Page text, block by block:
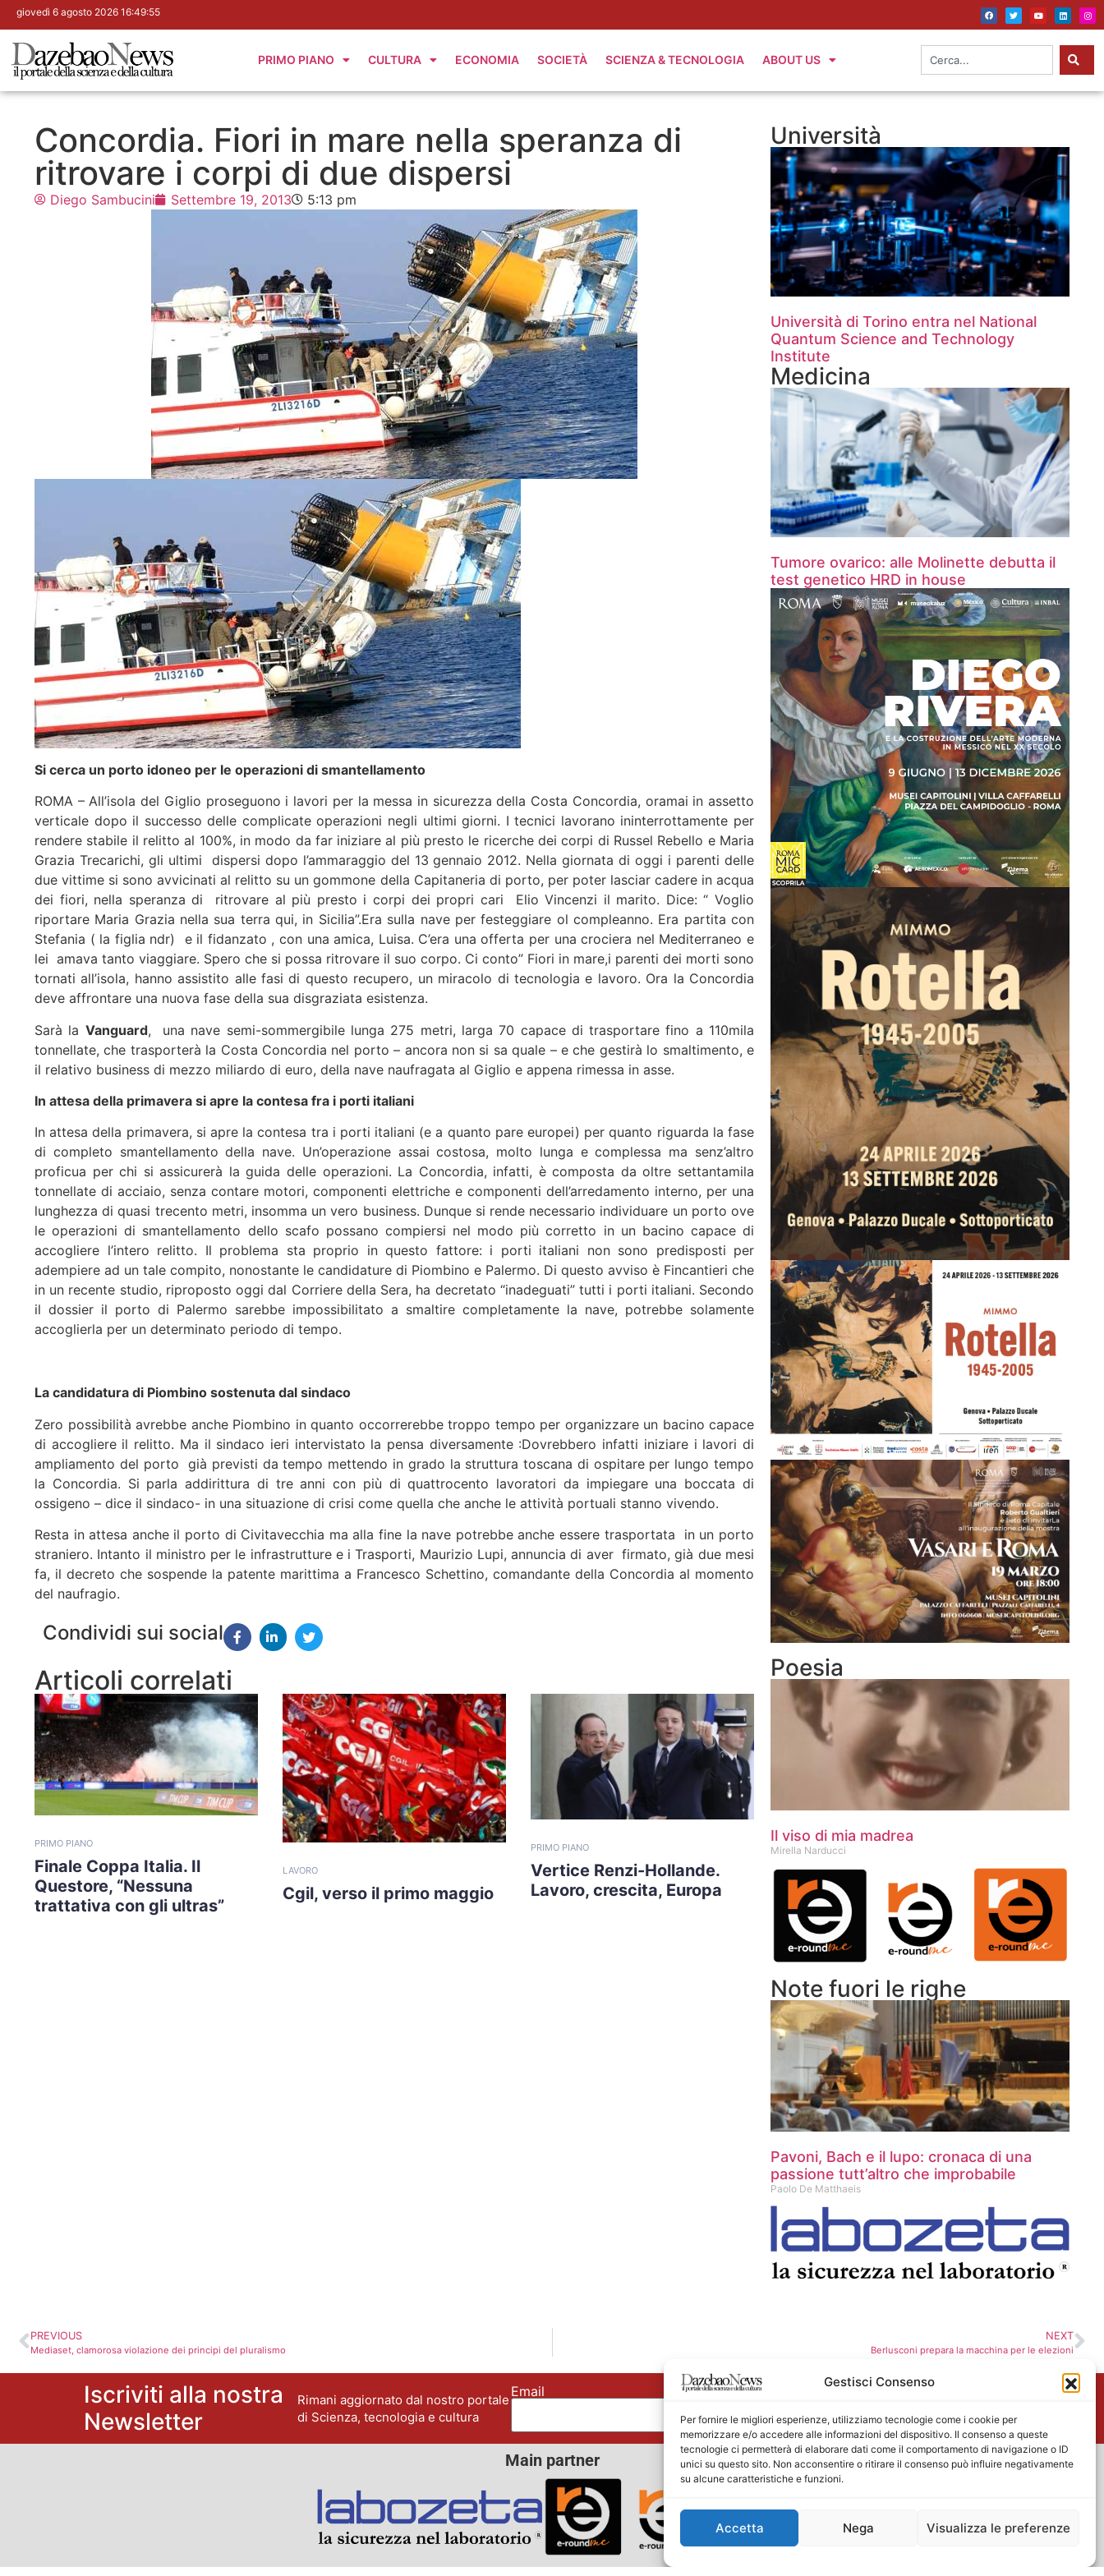
Gestisci Consenso
Per fornire le migliori esperienze, utilizziamo tecnologie come i cookie per
memorizzare e/o accedere alle informazioni del dispositivo. Il consenso a queste
tecnologie ci permetterà di elaborare dati come il comportamento di navigazione o ID
unici su questo sito. Non acconsentire o ritirare il consenso può influire negativamente
su alcune caratteristiche e funzioni.
Accetta Nega Visualizza le preferenze
giovedì 6 agosto 2026 16:49:56
PRIMO PIANO CULTURA ECONOMIA SOCIETÀ SCIENZA & TECNOLOGIA ABOUT US
Concordia. Fiori in mare nella speranza di
ritrovare i corpi di due dispersi
Diego Sambucini Settembre 19, 2013 5:13 pm
Si cerca un porto idoneo per le operazioni di smantellamento
ROMA – All’isola del Giglio proseguono i lavori per la messa in sicurezza della Costa Concordia, oramai in assetto
verticale dopo il successo delle complicate operazioni negli ultimi giorni. I tecnici lavorano ininterrottamente per
rendere stabile il relitto al 100%, in modo da far iniziare al più presto le ricerche dei corpi di Russel Rebello e Maria
Grazia Trecarichi, gli ultimi dispersi dopo l’ammaraggio del 13 gennaio 2012. Nella giornata di oggi i parenti delle
due vittime si sono avvicinati al relitto su un gommone della Capitaneria di porto, per poter lasciar cadere in acqua
dei fiori, nella speranza di ritrovare al più presto i corpi dei propri cari Elio Vincenzi il marito. Dice: “ Voglio
riportare Maria Grazia nella sua terra qui, in Sicilia”.Era sulla nave per festeggiare ol compleanno. Era partita con
Stefania ( la figlia ndr) e il fidanzato , con una amica, Luisa. C’era una offerta per una crociera nel Mediterraneo e
lei amava tanto viaggiare. Spero che si possa ritrovare il suo corpo. Ci conto” Fiori in mare,i parenti dei morti sono
tornati all’isola, hanno assistito alle fasi di questo recupero, un miracolo di tecnologia e lavoro. Ora la Concordia
deve affrontare una nuova fase della sua disgraziata esistenza.
Sarà la Vanguard, una nave semi-sommergibile lunga 275 metri, larga 70 capace di trasportare fino a 110mila
tonnellate, che trasporterà la Costa Concordia nel porto – ancora non si sa quale – e che gestirà lo smaltimento, e
il relativo business di mezzo miliardo di euro, della nave naufragata al Giglio e appena rimessa in asse.
In attesa della primavera si apre la contesa fra i porti italiani
In attesa della primavera, si apre la contesa tra i porti italiani (e a quanto pare europei) per quanto riguarda la fase
di completo smantellamento della nave. Un’operazione assai costosa, molto lunga e complessa ma senz’altro
proficua per chi si assicurerà la guida delle operazioni. La Concordia, infatti, è composta da oltre settantamila
tonnellate di acciaio, senza contare motori, componenti elettriche e componenti dell’arredamento interno, per una
lunghezza di quasi trecento metri, insomma un vero business. Dunque si rende necessario individuare un porto ove
le operazioni di smantellamento dello scafo possano compiersi nel modo più corretto in un bacino capace di
accogliere l’intero relitto. Il problema sta proprio in questo fattore: i porti italiani non sono predisposti per
adempiere ad un tale compito, nonostante le candidature di Piombino e Palermo. Di questo avviso è Fincantieri che
in un recente studio, riproposto oggi dal Corriere della Sera, ha decretato “inadeguati” tutti i porti italiani. Secondo
il dossier il porto di Palermo sarebbe impossibilitato a smaltire completamente la nave, potrebbe solamente
accoglierla per un determinato periodo di tempo.
La candidatura di Piombino sostenuta dal sindaco
Zero possibilità avrebbe anche Piombino in quanto occorrerebbe troppo tempo per organizzare un bacino capace
di accogliere il relitto. Ma il sindaco ieri intervistato la pensa diversamente :Dovrebbero infatti iniziare i lavori di
ampliamento del porto già previsti da tempo mettendo in grado la struttura toscana di ospitare per lungo tempo
la Concordia. Si parla addirittura di tre anni con più di quattrocento lavoratori da impiegare una boccata di
ossigeno – dice il sindaco- in una situazione di crisi come quella che anche le attività portuali stanno vivendo.
Resta in attesa anche il porto di Civitavecchia ma alla fine la nave potrebbe anche essere trasportata in un porto
straniero. Intanto il ministro per le infrastrutture e i Trasporti, Maurizio Lupi, annuncia di aver firmato, già due mesi
fa, il decreto che sospende la patente marittima a Francesco Schettino, comandante della Concordia al momento
del naufragio.
Condividi sui social
Articoli correlati
PRIMO PIANO
Finale Coppa Italia. Il
Questore, “Nessuna
trattativa con gli ultras”
LAVORO
Cgil, verso il primo maggio
PRIMO PIANO
Vertice Renzi-Hollande.
Lavoro, crescita, Europa
Università
Università di Torino entra nel National
Quantum Science and Technology
Institute
Medicina
Tumore ovarico: alle Molinette debutta il
test genetico HRD in house
Poesia
Il viso di mia madrea
Mirella Narducci
Note fuori le righe
Pavoni, Bach e il lupo: cronaca di una
passione tutt’altro che improbabile
Paolo De Matthaeis
PREVIOUS
Mediaset, clamorosa violazione dei principi del pluralismo
NEXT
Berlusconi prepara la macchina per le elezioni
Iscriviti alla nostra
Newsletter
Rimani aggiornato dal nostro portale
di Scienza, tecnologia e cultura
Email Nome
Main partner